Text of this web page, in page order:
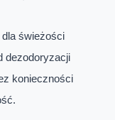
świeżości
dezodoryzacji
konieczności